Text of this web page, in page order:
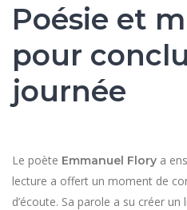
Poésie et
pour
journée
Le poète Emmanuel Flory a
lecture a offert un moment de
d’écoute. Sa parole a su créer